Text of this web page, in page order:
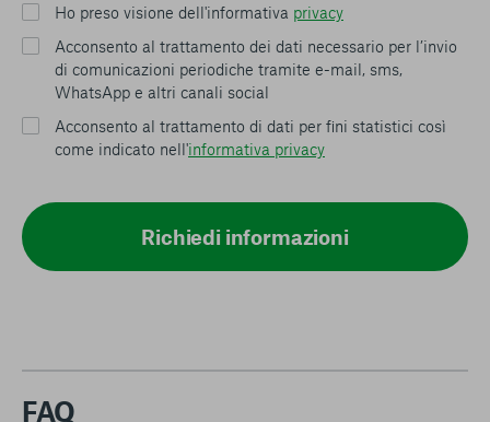
Ho preso visione dell'informativa privacy
Acconsento al trattamento dei dati necessario per l’invio
di comunicazioni periodiche tramite e-mail, sms,
WhatsApp e altri canali social
Acconsento al trattamento di dati per fini statistici così
come indicato nell'informativa privacy
Richiedi informazioni
FAQ